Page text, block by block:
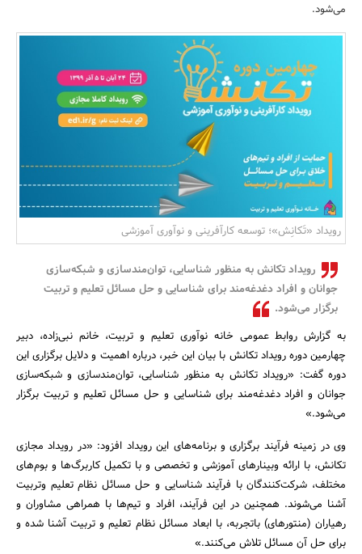
می‌شود.
رویداد «تَکانِش»؛ توسعه کارآفرینی و نوآوری آموزشی
رویداد تکانش به منظور شناسایی، توان‌مندسازی و شبکه‌سازی
جوانان و افراد دغدغه‌مند برای شناسایی و حل مسائل تعلیم و تربیت
برگزار می‌شود.
به گزارش روابط عمومی خانه نوآوری تعلیم و تربیت، خانم نبی‌زاده، دبیر
چهارمین دوره رویداد تکانش با بیان این خبر، درباره اهمیت و دلایل برگزاری این
دوره گفت: «رویداد تکانش به منظور شناسایی، توان‌مندسازی و شبکه‌سازی
جوانان و افراد دغدغه‌مند برای شناسایی و حل مسائل تعلیم و تربیت برگزار
می‌شود.»
وی در زمینه فرآیند برگزاری و برنامه‌های این رویداد افزود: «در رویداد مجازی
تکانش، با ارائه وبینارهای آموزشی و تخصصی و با تکمیل کاربرگ‌ها و بوم‌های
مختلف، شرکت‌کنندگان با فرآیند شناسایی و حل مسائل نظام تعلیم وتربیت
آشنا می‌شوند. همچنین در این فرآیند، افراد و تیم‌ها با همراهی مشاوران و
رهیاران (منتورهای) باتجربه، با ابعاد مسائل نظام تعلیم و تربیت آشنا شده و
برای حل آن مسائل تلاش می‌کنند.»